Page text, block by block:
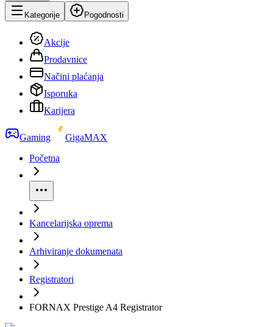
Kategorije Pogodnosti
Akcije
Prodavnice
Načini plaćanja
Isporuka
Karijera
Gaming
GigaMAX
Početna
Kancelarijska oprema
Arhiviranje dokumenata
Registratori
FORNAX Prestige A4 Registrator